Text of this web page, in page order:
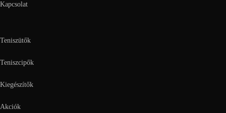
Kapcsolat
Teniszütők
Teniszcipők
Kiegészítők
Akciók